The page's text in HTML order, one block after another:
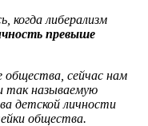
когда либерализм
превыше
сейчас нам
так называемую
детской личности
общества.